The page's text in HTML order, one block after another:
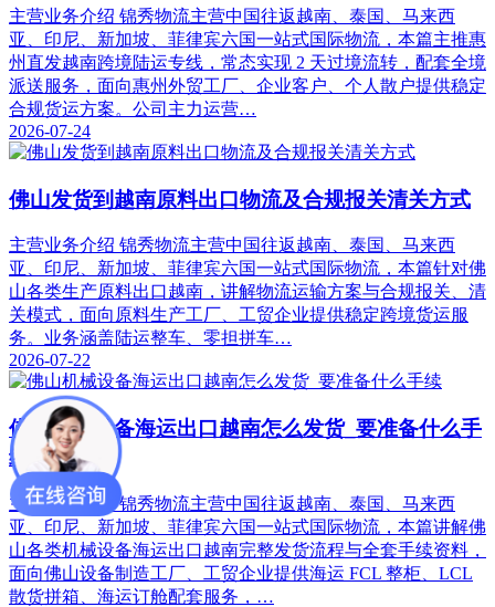
主营业务介绍 锦秀物流主营中国往返越南、泰国、马来西
亚、印尼、新加坡、菲律宾六国一站式国际物流，本篇主推惠
州直发越南跨境陆运专线，常态实现 2 天过境流转，配套全境
派送服务，面向惠州外贸工厂、企业客户、个人散户提供稳定
合规货运方案。公司主力运营…
2026-07-24
佛山发货到越南原料出口物流及合规报关清关方式
主营业务介绍 锦秀物流主营中国往返越南、泰国、马来西
亚、印尼、新加坡、菲律宾六国一站式国际物流，本篇针对佛
山各类生产原料出口越南，讲解物流运输方案与合规报关、清
关模式，面向原料生产工厂、工贸企业提供稳定跨境货运服
务。业务涵盖陆运整车、零担拼车…
2026-07-22
佛山机械设备海运出口越南怎么发货_要准备什么手
续
主营业务介绍 锦秀物流主营中国往返越南、泰国、马来西
亚、印尼、新加坡、菲律宾六国一站式国际物流，本篇讲解佛
山各类机械设备海运出口越南完整发货流程与全套手续资料，
面向佛山设备制造工厂、工贸企业提供海运 FCL 整柜、LCL
散货拼箱、海运订舱配套服务，…